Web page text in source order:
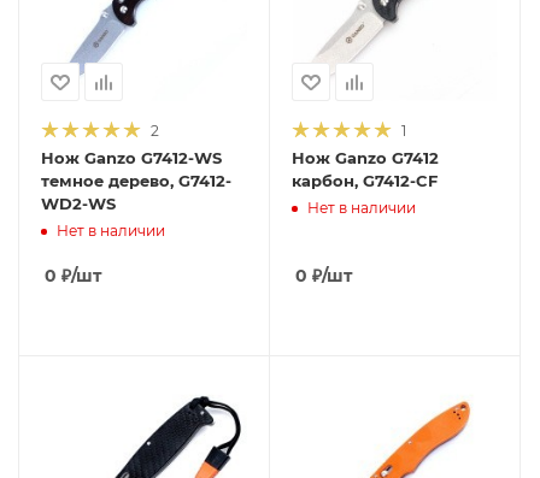
2
Нож Ganzo G7412-WS
темное дерево, G7412-
WD2-WS
Нет в наличии
0 ₽/шт
1
Нож Ganzo G7412
карбон, G7412-CF
Нет в наличии
0 ₽/шт